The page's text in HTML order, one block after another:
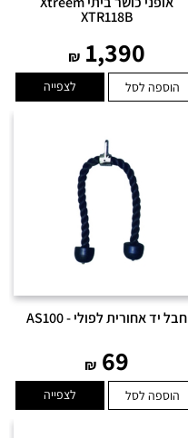
XTR118B
1,390
₪
הוספה לסל לצפייה
חבל יד אחורית לפולי - AS100
69
₪
הוספה לסל לצפייה